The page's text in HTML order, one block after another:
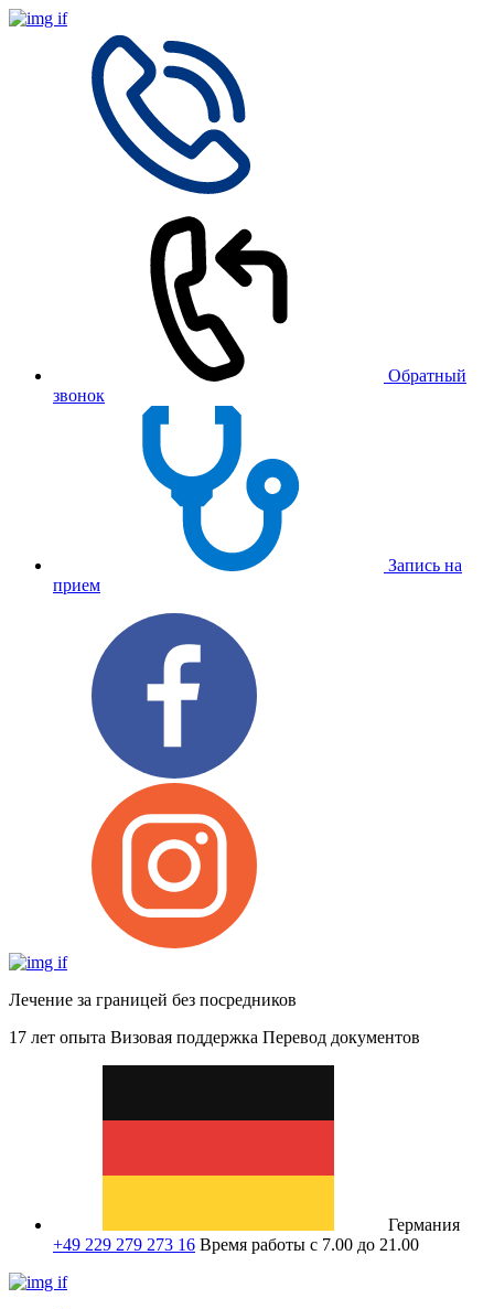
Обратный
звонок
Запись на
прием
Лечение за границей без посредников
17 лет опыта Визовая поддержка Перевод документов
Германия
+49 229 279 273 16 Время работы с 7.00 до 21.00